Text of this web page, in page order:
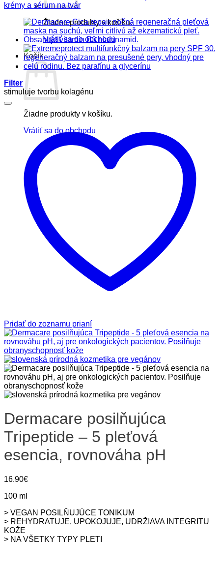
Žiadne produkty v košíku.
Vrátiť sa do obchodu
Košík
Žiadne produkty v košíku.
Vrátiť sa do obchodu
krémy a sérum na tvár
Filter
stimuluje tvorbu kolagénu
Pridať do zoznamu prianí
Dermacare posilňujúca
Tripeptide – 5 pleťová
esencia, rovnováha pH
16.90€
100 ml
> VEGAN POSILŇUJÚCE TONIKUM
> REHYDRATUJE, UPOKOJUJE, UDRŽIAVA INTEGRITU
KOŽE
> NA VŠETKY TYPY PLETI